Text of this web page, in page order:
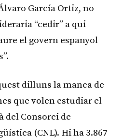
García Ortiz, no
“cedir” a qui
el govern espanyol
dilluns la manca de
que volen estudiar el
del Consorci de
(CNL). Hi ha 3.867